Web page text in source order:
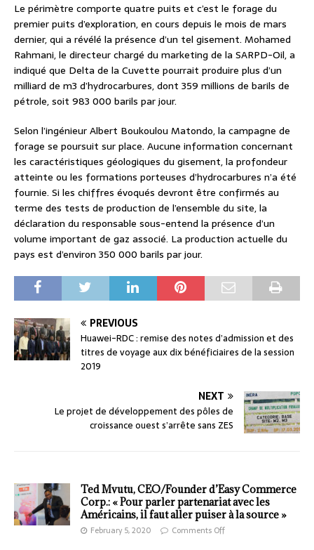
Le périmètre comporte quatre puits et c’est le forage du
premier puits d’exploration, en cours depuis le mois de mars
dernier, qui a révélé la présence d’un tel gisement. Mohamed
Rahmani, le directeur chargé du marketing de la SARPD-Oil, a
indiqué que Delta de la Cuvette pourrait produire plus d’un
milliard de m3 d’hydrocarbures, dont 359 millions de barils de
pétrole, soit 983 000 barils par jour.
Selon l’ingénieur Albert Boukoulou Matondo, la campagne de
forage se poursuit sur place. Aucune information concernant
les caractéristiques géologiques du gisement, la profondeur
atteinte ou les formations porteuses d’hydrocarbures n’a été
fournie. Si les chiffres évoqués devront être confirmés au
terme des tests de production de l’ensemble du site, la
déclaration du responsable sous-entend la présence d’un
volume important de gaz associé. La production actuelle du
pays est d’environ 350 000 barils par jour.
PREVIOUS
Huawei-RDC : remise des notes d’admission et des
titres de voyage aux dix bénéficiaires de la session
2019
NEXT
Le projet de développement des pôles de
croissance ouest s’arrête sans ZES
Ted Mvutu, CEO/Founder d’Easy Commerce
Corp.: « Pour parler partenariat avec les
Américains, il faut aller puiser à la source »
February 5, 2020 Comments Off